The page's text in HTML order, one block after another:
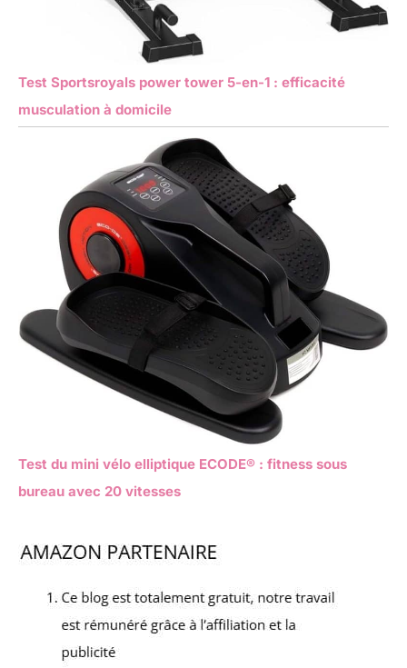
Test Sportsroyals power tower 5-en-1 : efficacité
musculation à domicile
Test du mini vélo elliptique ECODE® : fitness sous
bureau avec 20 vitesses